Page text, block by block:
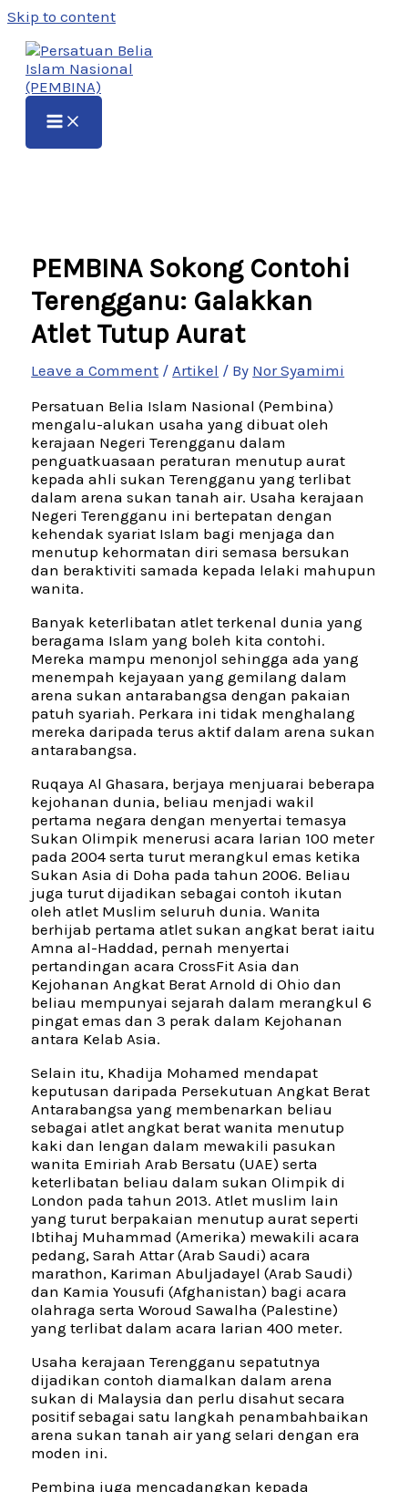
Skip to content
PEMBINA Sokong Contohi
Terengganu: Galakkan
Atlet Tutup Aurat
Leave a Comment / Artikel / By Nor Syamimi
Persatuan Belia Islam Nasional (Pembina)
mengalu-alukan usaha yang dibuat oleh
kerajaan Negeri Terengganu dalam
penguatkuasaan peraturan menutup aurat
kepada ahli sukan Terengganu yang terlibat
dalam arena sukan tanah air. Usaha kerajaan
Negeri Terengganu ini bertepatan dengan
kehendak syariat Islam bagi menjaga dan
menutup kehormatan diri semasa bersukan
dan beraktiviti samada kepada lelaki mahupun
wanita.
Banyak keterlibatan atlet terkenal dunia yang
beragama Islam yang boleh kita contohi.
Mereka mampu menonjol sehingga ada yang
menempah kejayaan yang gemilang dalam
arena sukan antarabangsa dengan pakaian
patuh syariah. Perkara ini tidak menghalang
mereka daripada terus aktif dalam arena sukan
antarabangsa.
Ruqaya Al Ghasara, berjaya menjuarai beberapa
kejohanan dunia, beliau menjadi wakil
pertama negara dengan menyertai temasya
Sukan Olimpik menerusi acara larian 100 meter
pada 2004 serta turut merangkul emas ketika
Sukan Asia di Doha pada tahun 2006. Beliau
juga turut dijadikan sebagai contoh ikutan
oleh atlet Muslim seluruh dunia. Wanita
berhijab pertama atlet sukan angkat berat iaitu
Amna al-Haddad, pernah menyertai
pertandingan acara CrossFit Asia dan
Kejohanan Angkat Berat Arnold di Ohio dan
beliau mempunyai sejarah dalam merangkul 6
pingat emas dan 3 perak dalam Kejohanan
antara Kelab Asia.
Selain itu, Khadija Mohamed mendapat
keputusan daripada Persekutuan Angkat Berat
Antarabangsa yang membenarkan beliau
sebagai atlet angkat berat wanita menutup
kaki dan lengan dalam mewakili pasukan
wanita Emiriah Arab Bersatu (UAE) serta
keterlibatan beliau dalam sukan Olimpik di
London pada tahun 2013. Atlet muslim lain
yang turut berpakaian menutup aurat seperti
Ibtihaj Muhammad (Amerika) mewakili acara
pedang, Sarah Attar (Arab Saudi) acara
marathon, Kariman Abuljadayel (Arab Saudi)
dan Kamia Yousufi (Afghanistan) bagi acara
olahraga serta Woroud Sawalha (Palestine)
yang terlibat dalam acara larian 400 meter.
Usaha kerajaan Terengganu sepatutnya
dijadikan contoh diamalkan dalam arena
sukan di Malaysia dan perlu disahut secara
positif sebagai satu langkah penambahbaikan
arena sukan tanah air yang selari dengan era
moden ini.
Pembina juga mencadangkan kepada